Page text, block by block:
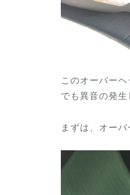
このオーバー
でも異音の発生
まずは、オー